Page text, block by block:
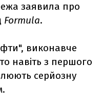
заявила про
Formulа.
виконавче
навіть з першого
серйозну